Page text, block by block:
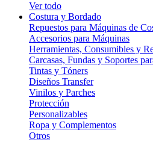
Ver todo
Costura y Bordado
Repuestos para Máquinas de
Accesorios para Máquinas
Herramientas, Consumibles y
Carcasas, Fundas y Soportes
Tintas y Tóners
Diseños Transfer
Vinilos y Parches
Protección
Personalizables
Ropa y Complementos
Otros